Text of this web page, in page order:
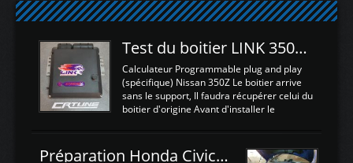
Test du boitier LINK 350Z Plugin ECU
Calculateur Programmable plug and play
(spécifique) Nissan 350Z Le boitier arrive
sans le support, Il faudra récupérer celui du
boitier d'origine Avant d'installer le
d'envoyer l'information de la large bande
Préparation Honda Civic Type R FK2